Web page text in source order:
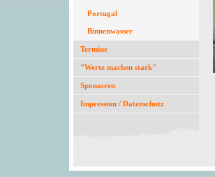
Portugal
Binnenwasser
Termine
"Werte machen stark"
Sponsoren
Impressum / Datenschutz